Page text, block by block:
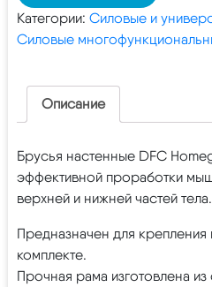
Категории: Силовые и
Силовые
Описание
Брусья настенные DFC
эффективной проработки
верхней и нижней частей тела.
Предназначен для
комплекте.
Прочная рама изготовлена